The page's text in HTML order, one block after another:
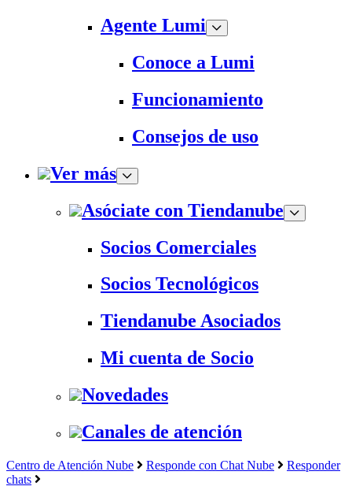
Agente Lumi
Conoce a Lumi
Funcionamiento
Consejos de uso
Ver más
Asóciate con Tiendanube
Socios Comerciales
Socios Tecnológicos
Tiendanube Asociados
Mi cuenta de Socio
Novedades
Canales de atención
Centro de Atención Nube Responde con Chat Nube
Responder
chats